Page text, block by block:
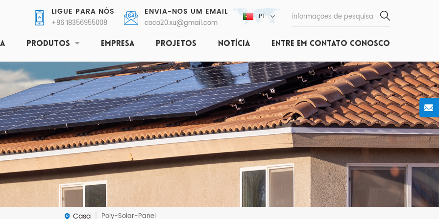
PT
LIGUE PARA NÓS
+86 18356955008
ENVIA-NOS UM EMAIL
coco20.xu@gmail.com
PRODUTOS EMPRESA PROJETOS NOTÍCIA ENTRE EM CONTATO CONOSCO
Casa | Poly-Solar-Panel